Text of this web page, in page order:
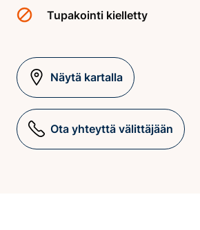
Tupakointi kielletty
Näytä kartalla
Ota yhteyttä välittäjään